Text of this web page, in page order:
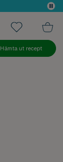
Hämta ut recept